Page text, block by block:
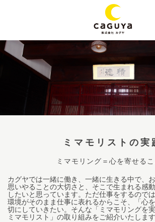
ミマモリストの実
ミマモリング＝心を寄せるこ
カグヤでは一緒に働き、一緒に生きる中で、
思いやることの大切さと、そこで生まれる感
したいと思っています。ただ仕事をするので
環境がそのまま仕事に表れるからこそ、「心
切にしていきたい。そんな「ミマモリングを
ミマモリスト」の取り組みをご紹介いたします